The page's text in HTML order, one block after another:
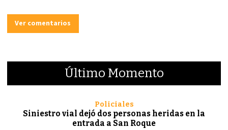
Ver comentarios
Último Momento
Siniestro vial dejó dos personas heridas en la
entrada a San Roque
Policiales